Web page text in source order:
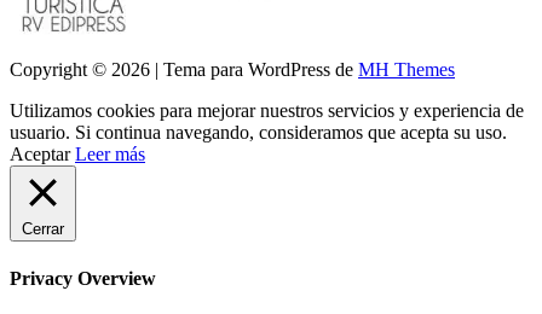
Copyright © 2026 | Tema para WordPress de MH Themes
Utilizamos cookies para mejorar nuestros servicios y experiencia de
usuario. Si continua navegando, consideramos que acepta su uso.
Aceptar Leer más
Cerrar
Privacy Overview